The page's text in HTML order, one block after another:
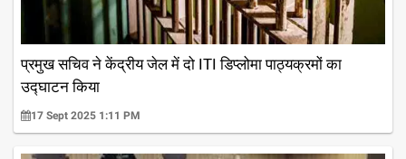
प्रमुख सचिव ने केंद्रीय जेल में दो ITI डिप्लोमा पाठ्यक्रमों का
उद्घाटन किया
17 Sept 2025 1:11 PM